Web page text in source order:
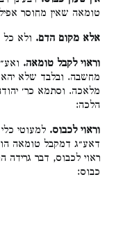
טומאה שאין מחוסר
אלא מקום הדם. ולא כל
וראוי לקבל טומאה.
מחשבה. ובלבד שלא
מלאכה. וסתמא כר׳
הלכה:
וראוי לכבוס. למעוטי
דאע״ג דמקבל טומאה
ראוי לכבוס, דבר גרידה
כבוס: